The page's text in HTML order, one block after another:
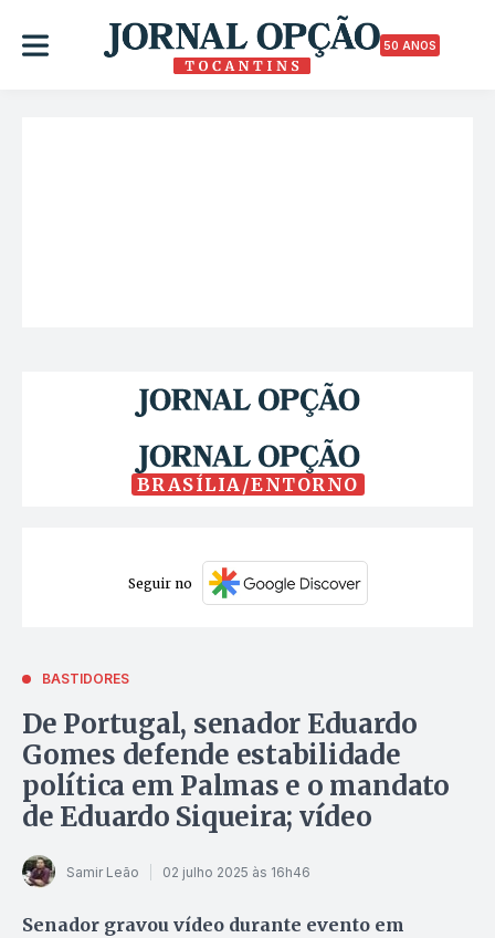
50 ANOS
BRASÍLIA/ENTORNO
Seguir no
BASTIDORES
De Portugal, senador Eduardo
Gomes defende estabilidade
política em Palmas e o mandato
de Eduardo Siqueira; vídeo
Samir Leão 02 julho 2025 às 16h46
Senador gravou vídeo durante evento em